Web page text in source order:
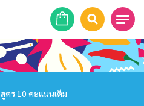
สูตร 10 คะแนนเต็ม